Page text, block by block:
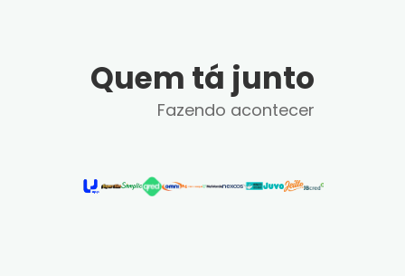
Quem tá junto
Fazendo acontecer